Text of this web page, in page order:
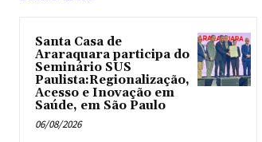
Santa Casa de
Araraquara participa do
Seminário SUS
Paulista:Regionalização,
Acesso e Inovação em
Saúde, em São Paulo
06/08/2026